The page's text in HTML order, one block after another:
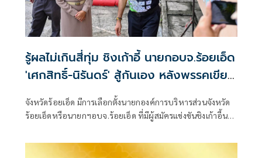
รู้ผลไม่เกินสี่ทุ่ม ชิงเก้าอี้ นายกอบจ.ร้อยเอ็ด
'เศกสิทธิ์-นิรันดร์' สู้กันเอง หลังพรรคเขียว
จังหวัดร้อยเอ็ด มีการเลือกตั้งนายกองค์การบริหารส่วนจังหวัด
ร้อยเอ็ดหรือนายกฯอบจ.ร้อยเอ็ด ที่มีผู้สมัครแข่งขันชิงเก้าอี้นา